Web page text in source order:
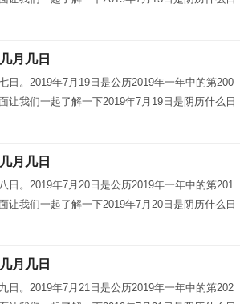
月几日
日。2019年7月19日是公历2019年一年中的第200
让我们一起了解一下2019年7月19日是阴历什么日
月几日
日。2019年7月20日是公历2019年一年中的第201
让我们一起了解一下2019年7月20日是阴历什么日
月几日
日。2019年7月21日是公历2019年一年中的第202